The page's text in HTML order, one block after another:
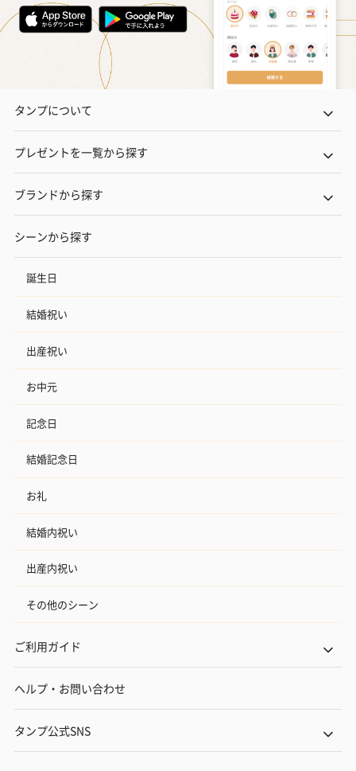
タンプについて
プレゼントを一覧から探す
ブランドから探す
シーンから探す
誕生日
結婚祝い
出産祝い
お中元
記念日
結婚記念日
お礼
結婚内祝い
出産内祝い
その他のシーン
ご利用ガイド
ヘルプ・お問い合わせ
タンプ公式SNS